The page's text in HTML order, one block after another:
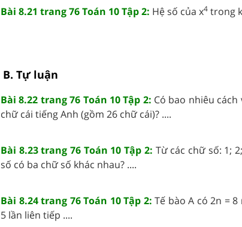
Bài 8.21 trang 76 Toán 10 Tập 2: Hệ số của x4 trong
B. Tự luận
Bài 8.22 trang 76 Toán 10 Tập 2: Có bao nhiêu
chữ cái tiếng Anh (gồm 26 chữ cái)? ....
Bài 8.23 trang 76 Toán 10 Tập 2: Từ các chữ số: 1;
số có ba chữ số khác nhau? ....
Bài 8.24 trang 76 Toán 10 Tập 2:Tế bào A có 2n =
5 lần liên tiếp ....